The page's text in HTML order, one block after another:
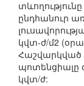
ընդհանուր
կվտ-ժ/մ2
Հաշվարկված
պոտենցիալը
կվտ/ժ: